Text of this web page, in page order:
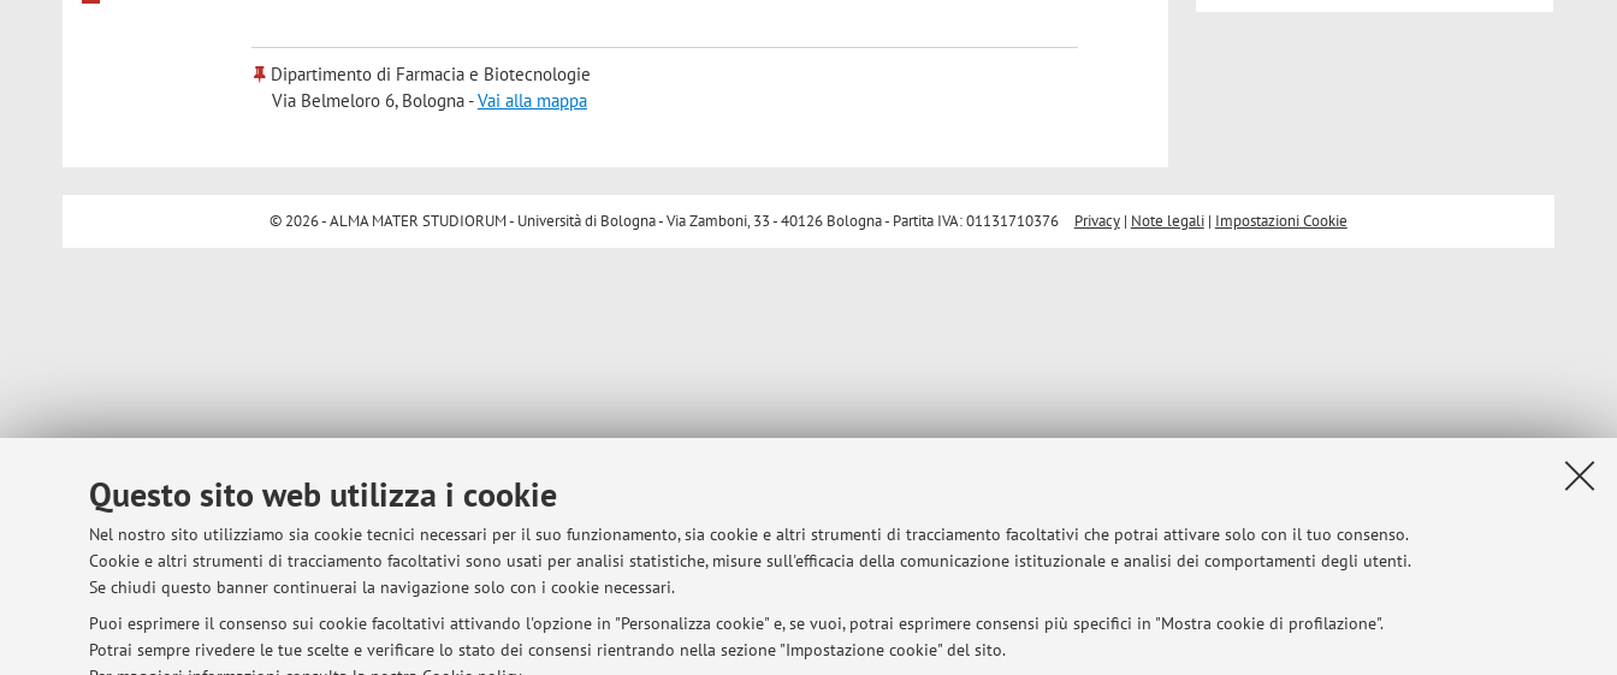
Questo sito web utilizza i cookie
Nel nostro sito utilizziamo sia cookie tecnici necessari per il suo funzionamento, sia cookie e altri strumenti di tracciamento facoltativi che potrai attivare solo con il tuo consenso.
Cookie e altri strumenti di tracciamento facoltativi sono usati per analisi statistiche, misure sull'efficacia della comunicazione istituzionale e analisi dei comportamenti degli utenti.
Se chiudi questo banner continuerai la navigazione solo con i cookie necessari.
Puoi esprimere il consenso sui cookie facoltativi attivando l'opzione in "Personalizza cookie" e, se vuoi, potrai esprimere consensi più specifici in "Mostra cookie di profilazione".
Potrai sempre rivedere le tue scelte e verificare lo stato dei consensi rientrando nella sezione "Impostazione cookie" del sito.
Dipartimento di Farmacia e Biotecnologie
Via Belmeloro 6, Bologna -Vai alla mappa
© 2026 - ALMA MATER STUDIORUM - Università di Bologna - Via Zamboni, 33 - 40126 Bologna - Partita IVA: 01131710376 Privacy| Note legali| Impostazioni Cookie